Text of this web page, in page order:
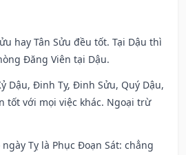
hay Tân Sửu đều tốt. Tại Dậu thì
Đăng Viên tại Dậu.
Dậu, Đinh Tỵ, Đinh Sửu, Quý Dậu,
tốt với mọi việc khác. Ngoại trừ
Tỵ là Phục Đoạn Sát: chẳng